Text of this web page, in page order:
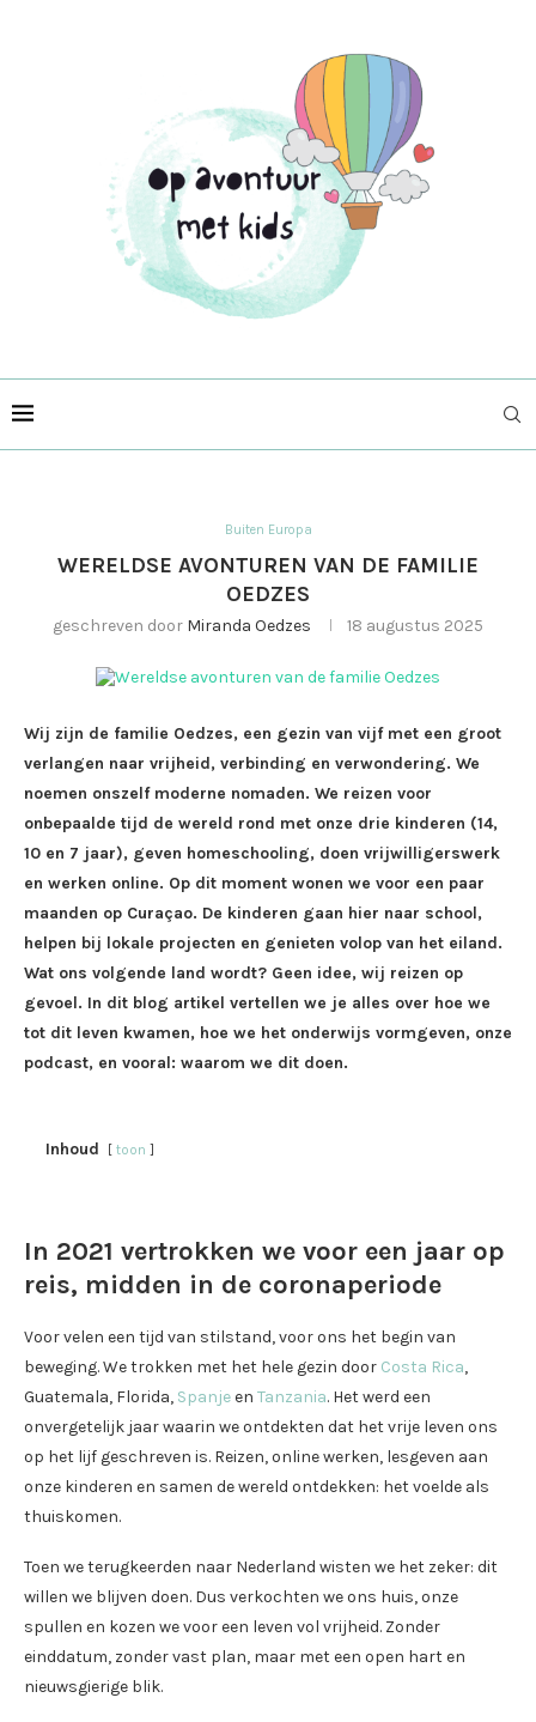
Buiten Europa
WERELDSE AVONTUREN VAN DE FAMILIE
OEDZES
geschreven door Miranda Oedzes 18 augustus 2025
Wij zijn de familie Oedzes, een gezin van vijf met een groot
verlangen naar vrijheid, verbinding en verwondering. We
noemen onszelf moderne nomaden. We reizen voor
onbepaalde tijd de wereld rond met onze drie kinderen (14,
10 en 7 jaar), geven homeschooling, doen vrijwilligerswerk
en werken online. Op dit moment wonen we voor een paar
maanden op Curaçao. De kinderen gaan hier naar school,
helpen bij lokale projecten en genieten volop van het eiland.
Wat ons volgende land wordt? Geen idee, wij reizen op
gevoel. In dit blog artikel vertellen we je alles over hoe we
tot dit leven kwamen, hoe we het onderwijs vormgeven, onze
podcast, en vooral: waarom we dit doen.
Inhoud toon
In 2021 vertrokken we voor een jaar op
reis, midden in de coronaperiode
Voor velen een tijd van stilstand, voor ons het begin van
beweging. We trokken met het hele gezin door Costa Rica,
Guatemala, Florida, Spanjeen Tanzania. Het werd een
onvergetelijk jaar waarin we ontdekten dat het vrije leven ons
op het lijf geschreven is. Reizen, online werken, lesgeven aan
onze kinderen en samen de wereld ontdekken: het voelde als
thuiskomen.
Toen we terugkeerden naar Nederland wisten we het zeker: dit
willen we blijven doen. Dus verkochten we ons huis, onze
spullen en kozen we voor een leven vol vrijheid. Zonder
einddatum, zonder vast plan, maar met een open hart en
nieuwsgierige blik.